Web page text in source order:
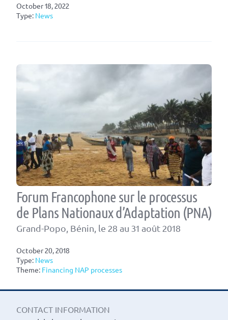
October 18, 2022
Type: News
Forum Francophone sur le processus
de Plans Nationaux d’Adaptation (PNA)
Grand-Popo, Bénin, le 28 au 31 août 2018
October 20, 2018
Type: News
Theme: Financing NAP processes
CONTACT INFORMATION